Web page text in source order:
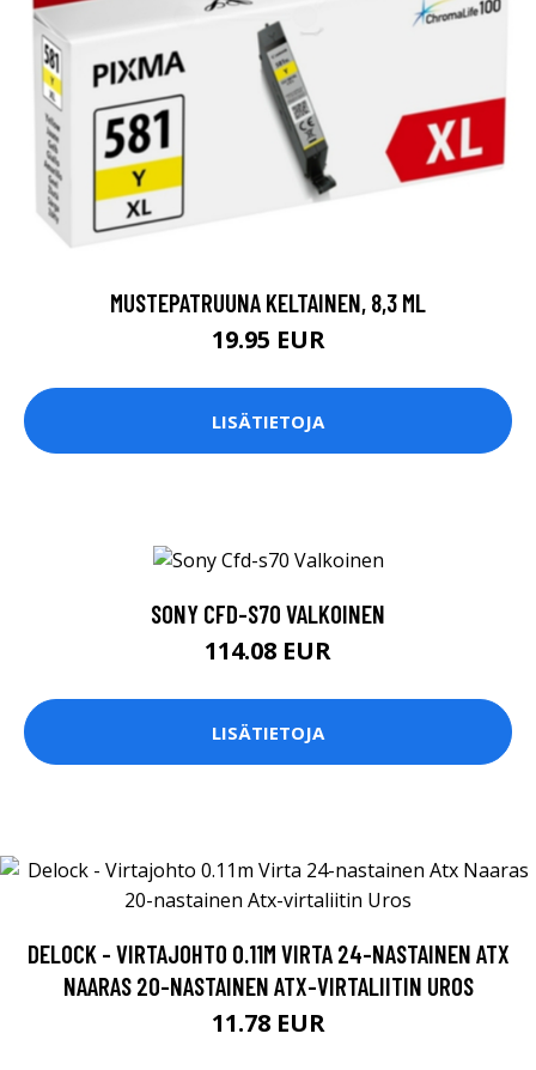
MUSTEPATRUUNA KELTAINEN, 8,3 ML
19.95 EUR
LISÄTIETOJA
SONY CFD-S70 VALKOINEN
114.08 EUR
LISÄTIETOJA
DELOCK - VIRTAJOHTO 0.11M VIRTA 24-NASTAINEN ATX
NAARAS 20-NASTAINEN ATX-VIRTALIITIN UROS
11.78 EUR